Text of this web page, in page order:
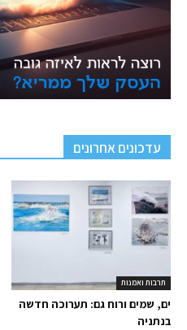
עדכונים אחרונים
תרבות ואמנות
ים, שמים ורוח גם: תערוכה חדשה
בנתניה